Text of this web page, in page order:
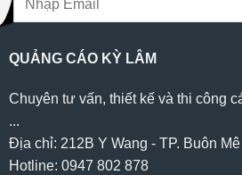
QUẢNG CÁO KỲ LÂM
Chuyên tư vấn, thiết kế và thi công
...
Địa chỉ: 212B Y Wang - TP. Buôn
Hotline: 0947 802 878